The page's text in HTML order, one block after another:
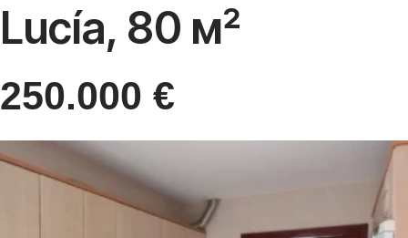
Lucía, 80 м²
250.000 €